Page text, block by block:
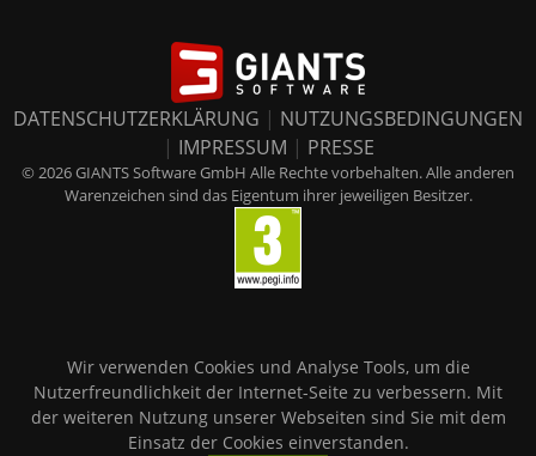
DATENSCHUTZERKLÄRUNG | NUTZUNGSBEDINGUNGEN
| IMPRESSUM | PRESSE
© 2026 GIANTS Software GmbH Alle Rechte vorbehalten. Alle anderen
Warenzeichen sind das Eigentum ihrer jeweiligen Besitzer.
Wir verwenden Cookies und Analyse Tools, um die
Nutzerfreundlichkeit der Internet-Seite zu verbessern. Mit
der weiteren Nutzung unserer Webseiten sind Sie mit dem
Einsatz der Cookies einverstanden.